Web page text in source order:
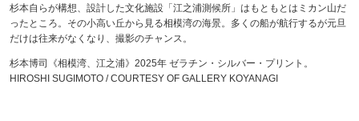
杉本自らが構想、設計した文化施設「江之浦測候所」はもともとはミカン山だ
ったところ。その小高い丘から見る相模湾の海景。多くの船が航行するが元旦
だけは往来がなくなり、撮影のチャンス。
杉本博司《相模湾、江之浦》2025年 ゼラチン・シルバー・プリント。
HIROSHI SUGIMOTO / COURTESY OF GALLERY KOYANAGI